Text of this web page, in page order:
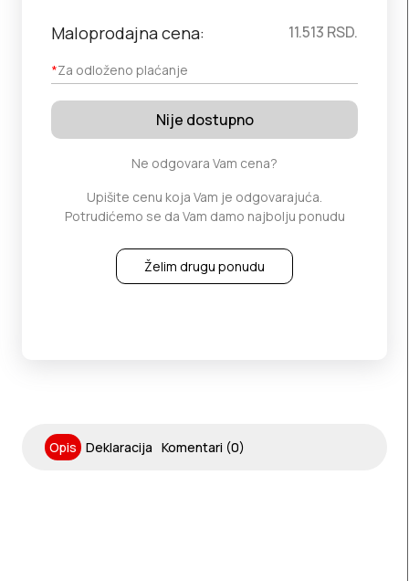
Maloprodajna cena:
*Za odloženo plaćanje
11.513 RSD.
Nije dostupno
Ne odgovara Vam cena?
Upišite cenu koja Vam je odgovarajuća.
Potrudićemo se da Vam damo najbolju ponudu
Želim drugu ponudu
Opis Deklaracija Komentari (0)